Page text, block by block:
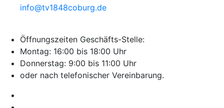
info@tv1848coburg.de
Öffnungszeiten Geschäfts-Stelle:
Montag: 16:00 bis 18:00 Uhr
Donnerstag: 9:00 bis 11:00 Uhr
oder nach telefonischer Vereinbarung.